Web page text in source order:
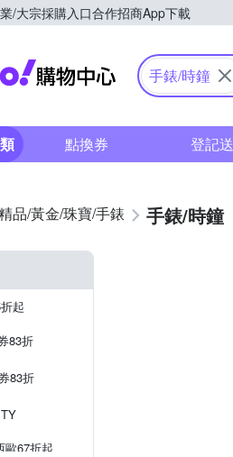
/大宗採購入口合作招商App下載
Yahoo購物中心
手錶/時鐘
點換券 登記送
品/黃金/珠寶/手錶 手錶/時鐘
起
83折
83折
歐67折起